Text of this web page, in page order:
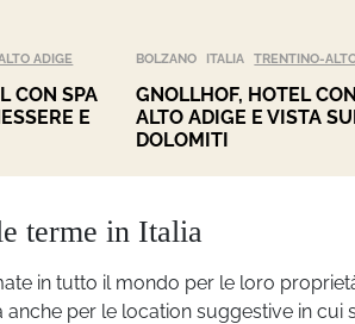
ADIGE
CON SPA
E
BOLZANO ITALIA TRENTINO-
GNOLLHOF, HOTEL
ALTO ADIGE E VISTA
DOLOMITI
terme in Italia
in tutto il mondo per le loro
per le location suggestive in cui